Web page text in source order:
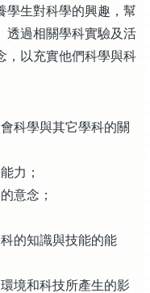
學生對科學的興趣，幫
透過相關學科實驗及活
，以充實他們科學與科
科學與其它學科的關
力；
意念；
的知識與技能的能
境和科技所產生的影